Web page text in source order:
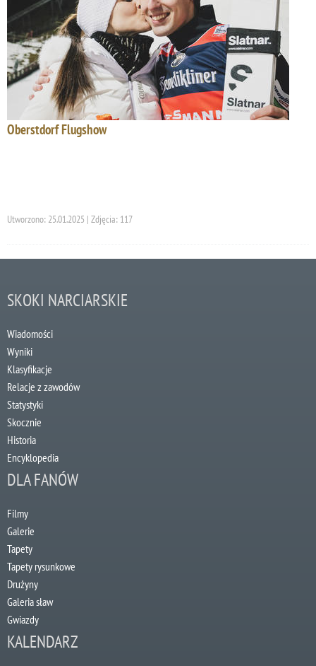
Oberstdorf Flugshow
Utworzono: 25.01.2025 | Zdjęcia: 117
SKOKI NARCIARSKIE
Wiadomości
Wyniki
Klasyfikacje
Relacje z zawodów
Statystyki
Skocznie
Historia
Encyklopedia
DLA FANÓW
Filmy
Galerie
Tapety
Tapety rysunkowe
Drużyny
Galeria sław
Gwiazdy
KALENDARZ